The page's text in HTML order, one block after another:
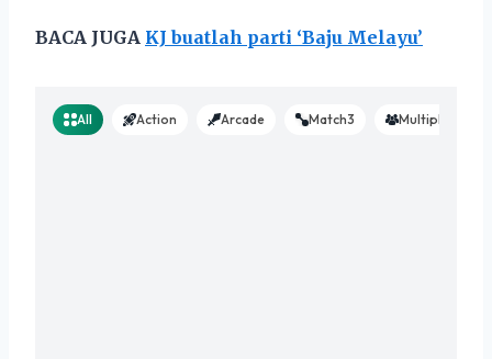
BACA JUGA KJ buatlah parti ‘Baju Melayu’